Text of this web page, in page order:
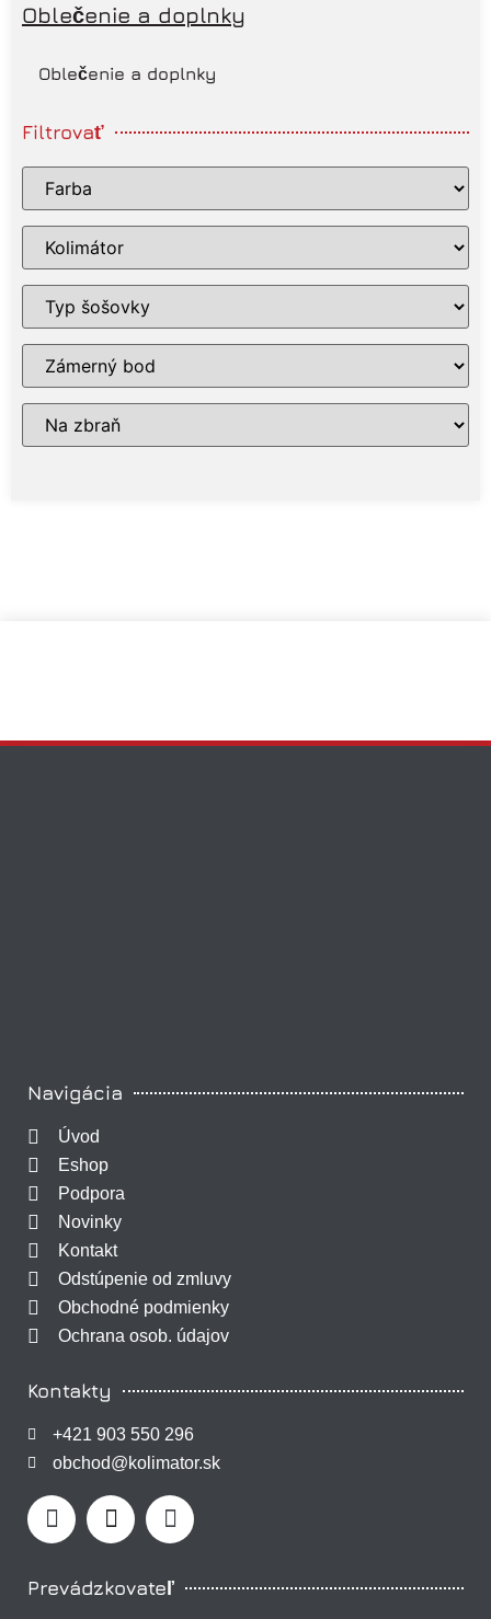
Oblečenie a doplnky
Oblečenie a doplnky
Filtrovať
Navigácia
Úvod
Eshop
Podpora
Novinky
Kontakt
Odstúpenie od zmluvy
Obchodné podmienky
Ochrana osob. údajov
Kontakty
+421 903 550 296
obchod@kolimator.sk
Prevádzkovateľ